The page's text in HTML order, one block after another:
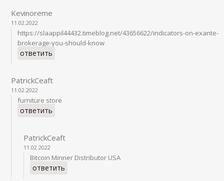
Kevinoreme
11.02.2022
https://slaappil44432.timeblog.net/43656622/indicators-on-exante-
brokerage-you-should-know
ответить
PatrickCeaft
11.02.2022
furniture store
ответить
PatrickCeaft
11.02.2022
Bitcoin Minner Distributor USA
ответить